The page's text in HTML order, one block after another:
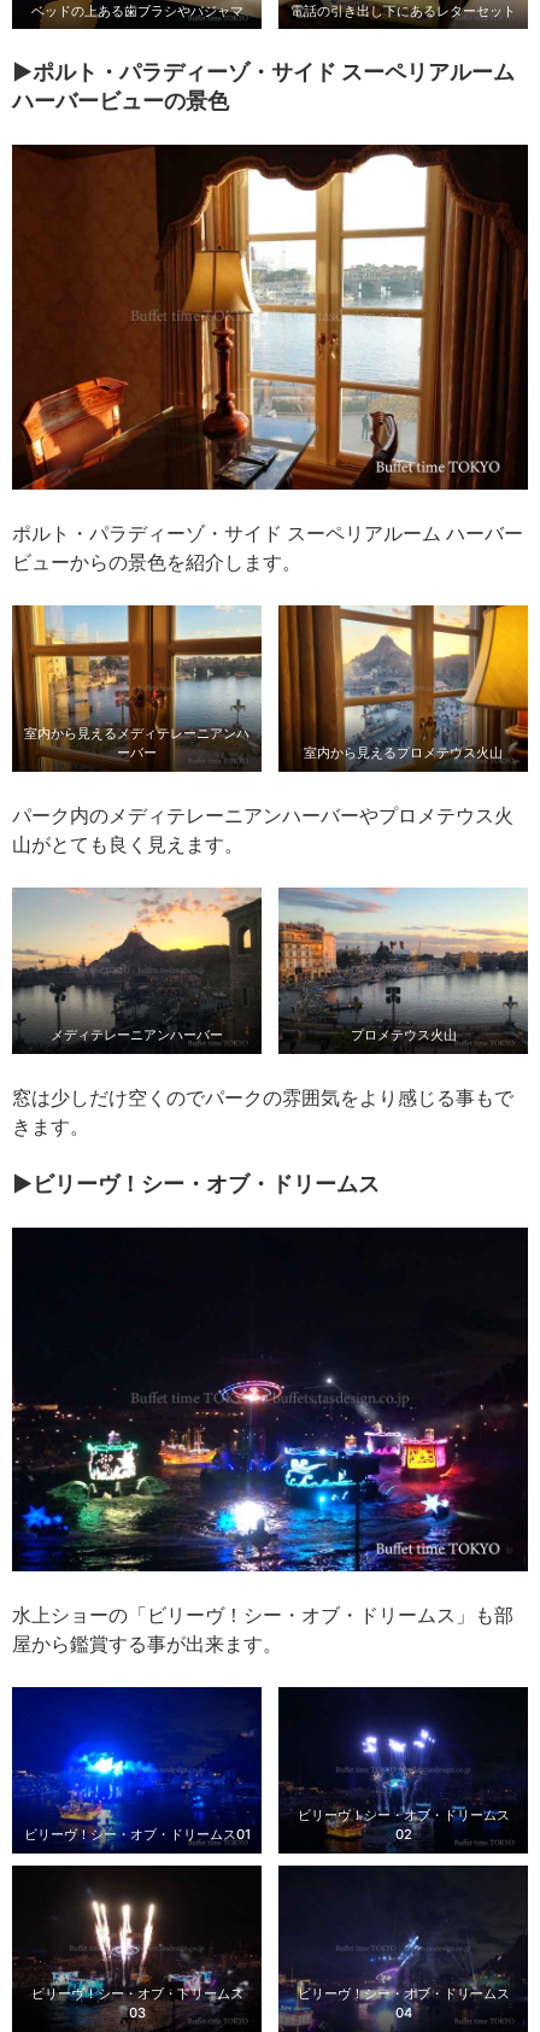
ベッドの上ある歯ブラシやパジャマ 電話の引き出し下にあるレターセット
▶ポルト・パラディーゾ・サイド スーペリアルーム
ハーバービューの景色
ポルト・パラディーゾ・サイド スーペリアルーム ハーバー
ビューからの景色を紹介します。
室内から見えるメディテレーニアンハ
ーバー
室内から見えるプロメテウス火山
パーク内のメディテレーニアンハーバーやプロメテウス火
山がとても良く見えます。
メディテレーニアンハーバー プロメテウス火山
窓は少しだけ空くのでパークの雰囲気をより感じる事もで
きます。
▶ビリーヴ！シー・オブ・ドリームス
水上ショーの「ビリーヴ！シー・オブ・ドリームス」も部
屋から鑑賞する事が出来ます。
ビリーヴ！シー・オブ・ドリームス01
ビリーヴ！シー・オブ・ドリームス
02
ビリーヴ！シー・オブ・ドリームス
03
ビリーヴ！シー・オブ・ドリームス
04